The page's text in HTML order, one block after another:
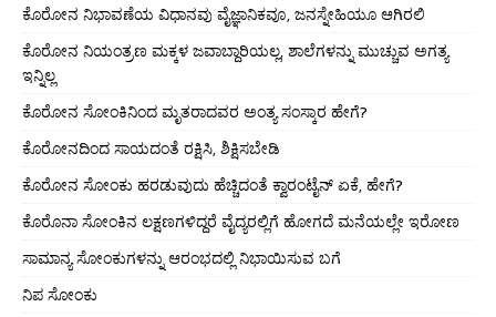
ಕೊರೋನ ನಿಭಾವಣೆಯ ವಿಧಾನವು ವೈಜ್ಞಾನಿಕವೂ, ಜನಸ್ನೇಹಿಯೂ ಆಗಿರಲಿ
ಕೊರೋನ ನಿಯಂತ್ರಣ ಮಕ್ಕಳ ಜವಾಬ್ದಾರಿಯಲ್ಲ, ಶಾಲೆಗಳನ್ನು ಮುಚ್ಚುವ ಅಗತ್ಯ
ಇನ್ನಿಲ್ಲ
ಕೊರೋನ ಸೋಂಕಿನಿಂದ ಮೃತರಾದವರ ಅಂತ್ಯ ಸಂಸ್ಕಾರ ಹೇಗೆ?
ಕೊರೋನದಿಂದ ಸಾಯದಂತೆ ರಕ್ಷಿಸಿ, ಶಿಕ್ಷಿಸಬೇಡಿ
ಕೊರೋನ ಸೋಂಕು ಹರಡುವುದು ಹೆಚ್ಚಿದಂತೆ ಕ್ವಾರಂಟೈನ್ ಏಕೆ, ಹೇಗೆ?
ಕೊರೊನಾ ಸೋಂಕಿನ ಲಕ್ಷಣಗಳಿದ್ದರೆ ವೈದ್ಯರಲ್ಲಿಗೆ ಹೋಗದೆ ಮನೆಯಲ್ಲೇ ಇರೋಣ
ಸಾಮಾನ್ಯ ಸೋಂಕುಗಳನ್ನು ಆರಂಭದಲ್ಲಿ ನಿಭಾಯಿಸುವ ಬಗೆ
ನಿಪ ಸೋಂಕು